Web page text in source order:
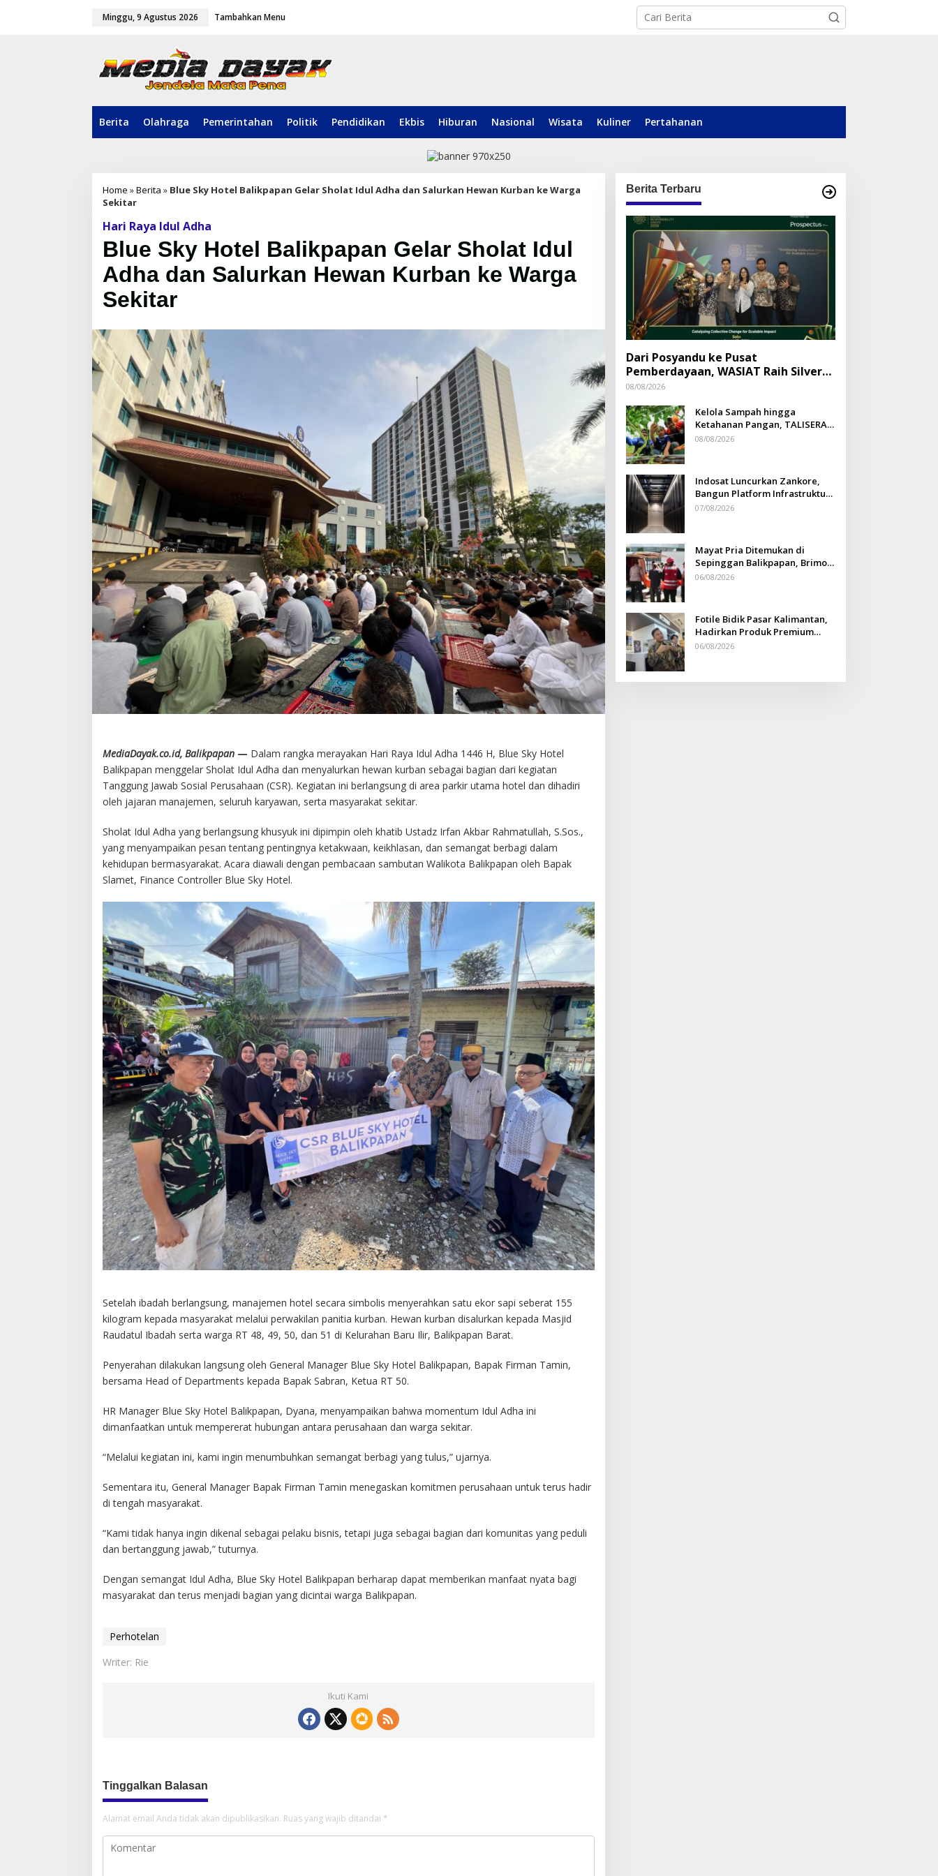
Minggu, 9 Agustus 2026 Tambahkan Menu
Berita Olahraga Pemerintahan Politik Pendidikan Ekbis Hiburan Nasional Wisata Kuliner Pertahanan
Home »Berita » Blue Sky Hotel Balikpapan Gelar Sholat Idul Adha dan Salurkan Hewan Kurban ke Warga
Sekitar
Hari Raya Idul Adha
Blue Sky Hotel Balikpapan Gelar Sholat Idul
Adha dan Salurkan Hewan Kurban ke Warga
Sekitar
MediaDayak.co.id, Balikpapan — Dalam rangka merayakan Hari Raya Idul Adha 1446 H, Blue Sky Hotel
Balikpapan menggelar Sholat Idul Adha dan menyalurkan hewan kurban sebagai bagian dari kegiatan
Tanggung Jawab Sosial Perusahaan (CSR). Kegiatan ini berlangsung di area parkir utama hotel dan dihadiri
oleh jajaran manajemen, seluruh karyawan, serta masyarakat sekitar.
Sholat Idul Adha yang berlangsung khusyuk ini dipimpin oleh khatib Ustadz Irfan Akbar Rahmatullah, S.Sos.,
yang menyampaikan pesan tentang pentingnya ketakwaan, keikhlasan, dan semangat berbagi dalam
kehidupan bermasyarakat. Acara diawali dengan pembacaan sambutan Walikota Balikpapan oleh Bapak
Slamet, Finance Controller Blue Sky Hotel.
Setelah ibadah berlangsung, manajemen hotel secara simbolis menyerahkan satu ekor sapi seberat 155
kilogram kepada masyarakat melalui perwakilan panitia kurban. Hewan kurban disalurkan kepada Masjid
Raudatul Ibadah serta warga RT 48, 49, 50, dan 51 di Kelurahan Baru Ilir, Balikpapan Barat.
Penyerahan dilakukan langsung oleh General Manager Blue Sky Hotel Balikpapan, Bapak Firman Tamin,
bersama Head of Departments kepada Bapak Sabran, Ketua RT 50.
HR Manager Blue Sky Hotel Balikpapan, Dyana, menyampaikan bahwa momentum Idul Adha ini
dimanfaatkan untuk mempererat hubungan antara perusahaan dan warga sekitar.
“Melalui kegiatan ini, kami ingin menumbuhkan semangat berbagi yang tulus,” ujarnya.
Sementara itu, General Manager Bapak Firman Tamin menegaskan komitmen perusahaan untuk terus hadir
di tengah masyarakat.
“Kami tidak hanya ingin dikenal sebagai pelaku bisnis, tetapi juga sebagai bagian dari komunitas yang peduli
dan bertanggung jawab,” tuturnya.
Dengan semangat Idul Adha, Blue Sky Hotel Balikpapan berharap dapat memberikan manfaat nyata bagi
masyarakat dan terus menjadi bagian yang dicintai warga Balikpapan.
Perhotelan
Writer: Rie
Ikuti Kami
Tinggalkan Balasan
Alamat email Anda tidak akan dipublikasikan. Ruas yang wajib ditandai *
Berita Terbaru
Dari Posyandu ke Pusat
Pemberdayaan, WASIAT Raih Silver
ISRA 2026
08/08/2026
Kelola Sampah hingga
Ketahanan Pangan, TALISERA
Diguyur Penghargaan
08/08/2026
Indosat Luncurkan Zankore,
Bangun Platform Infrastruktur
AI Terbesar di Asia Tenggara
07/08/2026
Mayat Pria Ditemukan di
Sepinggan Balikpapan, Brimob
Lakukan Pengamanan TKP
06/08/2026
Fotile Bidik Pasar Kalimantan,
Hadirkan Produk Premium
Yang Makin Terjangkau
06/08/2026